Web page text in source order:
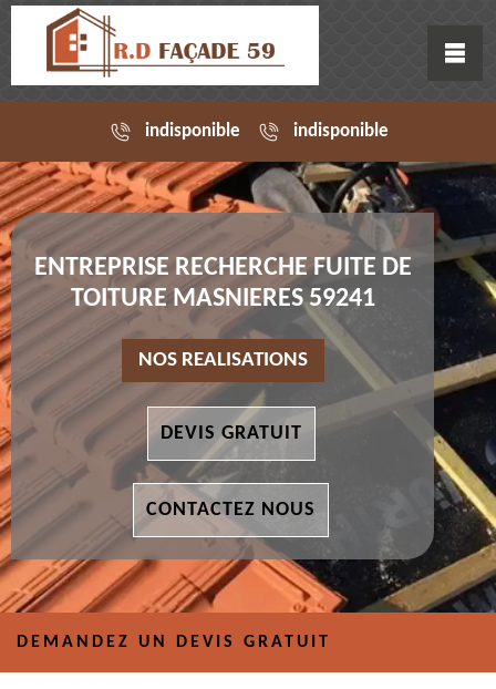
indisponible indisponible
ENTREPRISE RECHERCHE FUITE DE
TOITURE MASNIERES 59241
NOS REALISATIONS
DEVIS GRATUIT
CONTACTEZ NOUS
DEMANDEZ UN DEVIS GRATUIT